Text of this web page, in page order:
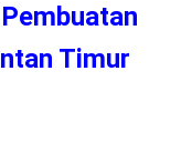
Timur